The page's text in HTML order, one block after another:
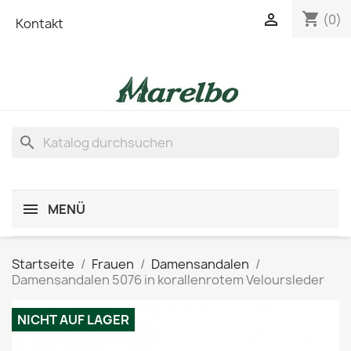
Kontakt shopping_cart (0)

search
MENÜ
Startseite Frauen
Damensandalen
Damensandalen 5076 in korallenrotem Veloursleder
NICHT AUF LAGER